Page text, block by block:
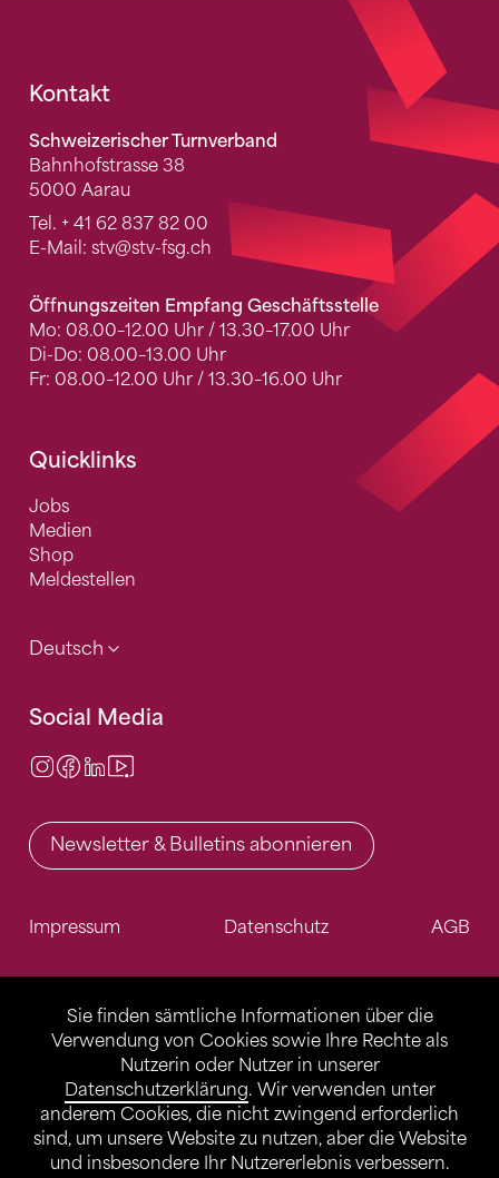
Sie finden sämtliche Informationen über die
Verwendung von Cookies sowie Ihre Rechte als
Nutzerin oder Nutzer in unserer
Datenschutzerklärung. Wir verwenden unter
anderem Cookies, die nicht zwingend erforderlich
sind, um unsere Website zu nutzen, aber die Website
und insbesondere Ihr Nutzererlebnis verbessern.
Fusszeile
Kontakt
Schweizerischer Turnverband
Bahnhofstrasse 38
5000 Aarau
Tel. + 41 62 837 82 00
E-Mail: stv@stv-fsg.ch
Öffnungszeiten Empfang Geschäftsstelle
Mo: 08.00–12.00 Uhr / 13.30–17.00 Uhr
Di-Do: 08.00–13.00 Uhr
Fr: 08.00–12.00 Uhr / 13.30–16.00 Uhr
Quicklinks
Jobs
Medien
Shop
Meldestellen
Deutsch
Social Media
Instagram
Facebook
LinkedIn
Newsletter & Bulletins abonnieren
Impressum Datenschutz AGB